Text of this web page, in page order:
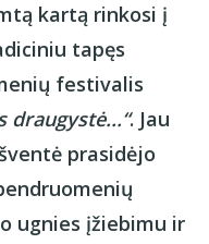
kartą rinkosi į
tapęs
festivalis
draugystė...“. Jau
prasidėjo
ugnies įžiebimu ir